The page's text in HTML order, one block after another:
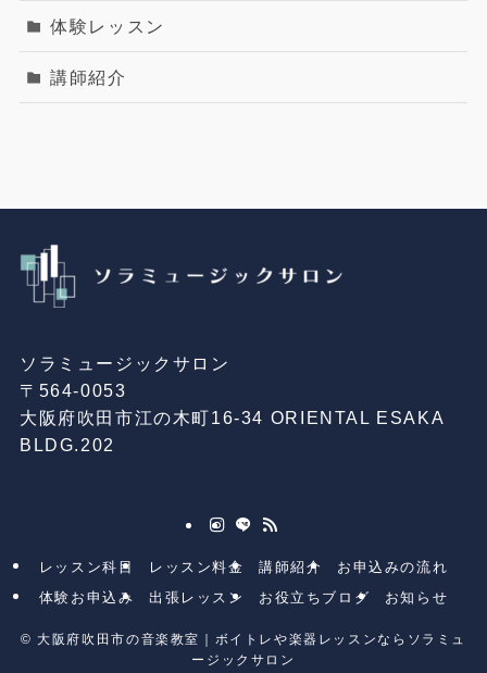
体験レッスン
講師紹介
ソラミュージックサロン
〒564-0053
大阪府吹田市江の木町16-34 ORIENTAL ESAKA
BLDG.202
レッスン科目 レッスン料金 講師紹介
お申込みの流れ
体験お申込み
出張レッスン お役立ちブログ お知らせ
© 大阪府吹田市の音楽教室｜ボイトレや楽器レッスンならソラミュ
ージックサロン